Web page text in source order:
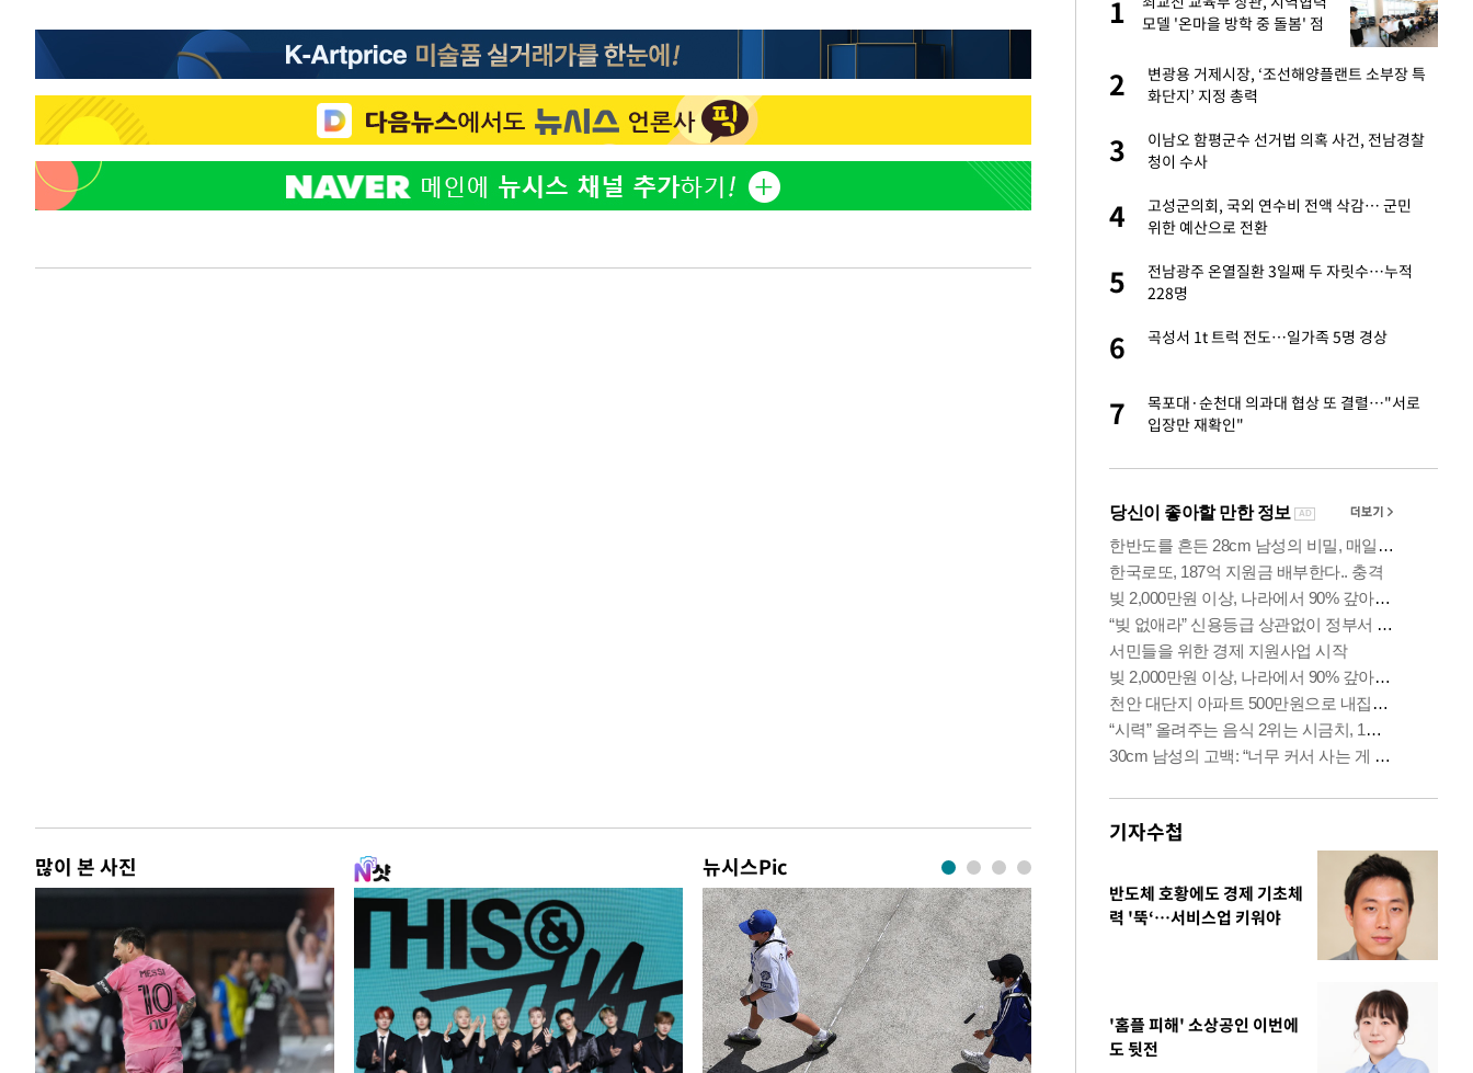
많이 본 사진 뉴시스Pic
2
축구협회, 15년 전 심판 성 접대 파문에 "현
재는 내부 지침 준수"
3
김지수, '여행사 대표' 변신 근황 "가볼 만하
니…"
4
축구협회 '성접대' 감사보고서 나왔다…월드
5
프로야구 9일까지 폭염 취소…11일 재개·오
1
모델 '온마을 방학 중 돌봄' 점
2
변광용 거제시장, ‘조선해양플랜트 소부장 특
화단지’ 지정 총력
3
이남오 함평군수 선거법 의혹 사건, 전남경찰
청이 수사
4
고성군의회, 국외 연수비 전액 삭감… 군민
위한 예산으로 전환
5
전남광주 온열질환 3일째 두 자릿수…누적
228명
6 곡성서 1t 트럭 전도…일가족 5명 경상
7
목포대·순천대 의과대 협상 또 결렬…"서로
입장만 재확인"
기자수첩
반도체 호황에도 경제 기초체
력 '뚝‘…서비스업 키워야
'홈플 피해' 소상공인 이번에
도 뒷전